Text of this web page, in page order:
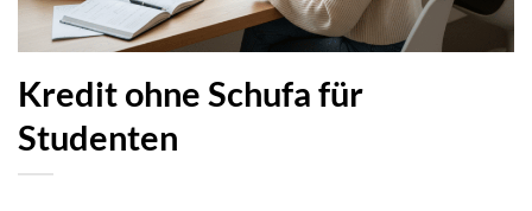
Kredit ohne Schufa für
Studenten